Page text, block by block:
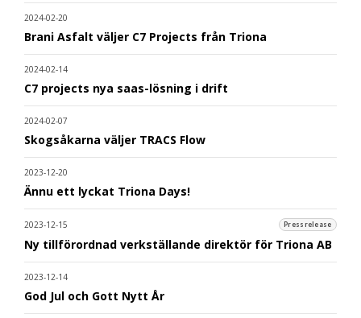
2024-02-20
Brani Asfalt väljer C7 Projects från Triona
2024-02-14
C7 projects nya saas-lösning i drift
2024-02-07
Skogsåkarna väljer TRACS Flow
2023-12-20
Ännu ett lyckat Triona Days!
2023-12-15 Pressrelease
Ny tillförordnad verkställande direktör för Triona AB
2023-12-14
God Jul och Gott Nytt År